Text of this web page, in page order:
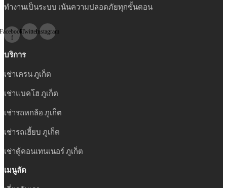
ทำงานเป็นระบบ เน้นความปลอดภัยทุกขั้นตอน
f
TwitterInstagram
บริการ
เช่าเครน ภูเก็ต
เช่าแบคโฮ ภูเก็ต
เช่ารถหกล้อ ภูเก็ต
เช่ารถเฮี้ยบ ภูเก็ต
เช่าตู้คอนเทนเนอร์ ภูเก็ต
เมนูลัด